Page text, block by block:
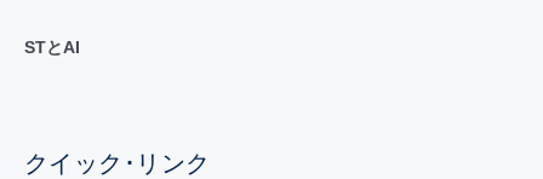
STとAI
クイック･リンク